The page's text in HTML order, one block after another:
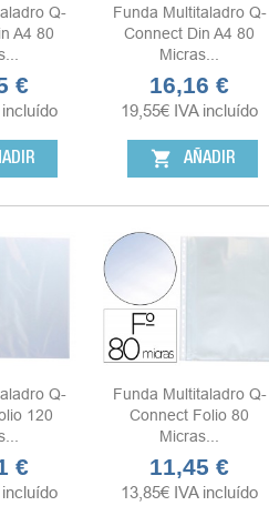
Q-
A4 80
€
incluído
Funda Multitaladro Q-
Connect Din A4 80
Micras...
Precio
16,16 €
19,55€ IVA incluído
shopping_cart AÑADIR
Q-
120
€
incluído
Funda Multitaladro Q-
Connect Folio 80
Micras...
Precio
11,45 €
13,85€ IVA incluído